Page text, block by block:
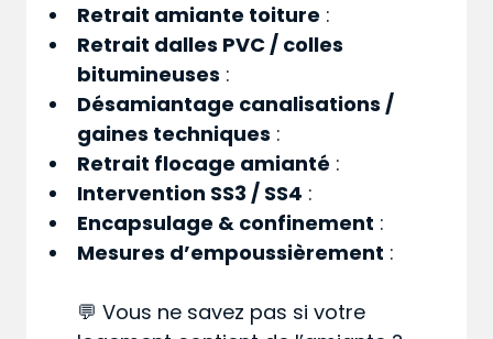
Retrait amiante toiture :
Retrait dalles PVC / colles
bitumineuses :
Désamiantage canalisations /
gaines techniques :
Retrait flocage amianté :
Intervention SS3 / SS4 :
Encapsulage & confinement :
Mesures d’empoussièrement :
💬 Vous ne savez pas si votre